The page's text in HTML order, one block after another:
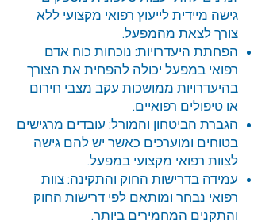
גישה מיידית לייעוץ רפואי מקצועי ללא
צורך לצאת מהמפעל.
הפחתת היעדרויות: נוכחות כוח אדם
רפואי במפעל יכולה להפחית את הצורך
בהיעדרויות ממושכות עקב מצבי חירום
או טיפולים רפואיים.
הגברת הביטחון והמורל: עובדים מרגישים
בטוחים ומוערכים כאשר יש להם גישה
לצוות רפואי מקצועי במפעל.
עמידה בדרישות החוק והתקינה: צוות
רפואי נבחר ומותאם לפי דרישות החוק
והתקנים המחמירים ביותר.